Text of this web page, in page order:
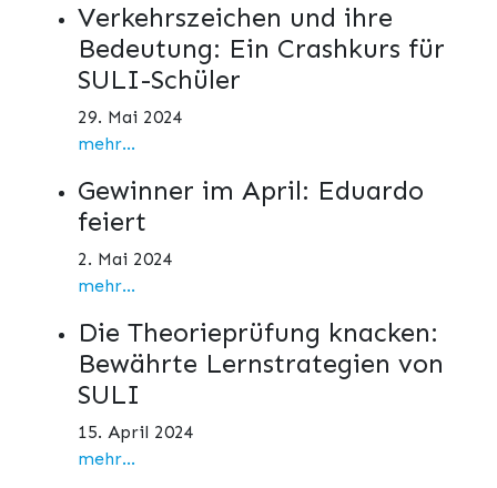
Verkehrszeichen und ihre
Bedeutung: Ein Crashkurs für
SULI-Schüler
29. Mai 2024
mehr...
Gewinner im April: Eduardo
feiert
2. Mai 2024
mehr...
Die Theorieprüfung knacken:
Bewährte Lernstrategien von
SULI
15. April 2024
mehr...